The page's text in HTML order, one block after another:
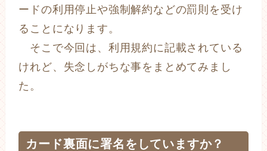
ードの利用停止や強制解約などの罰則を受け
ることになります。
そこで今回は、利用規約に記載されている
けれど、失念しがちな事をまとめてみまし
た。
カード裏面に署名をしていますか？